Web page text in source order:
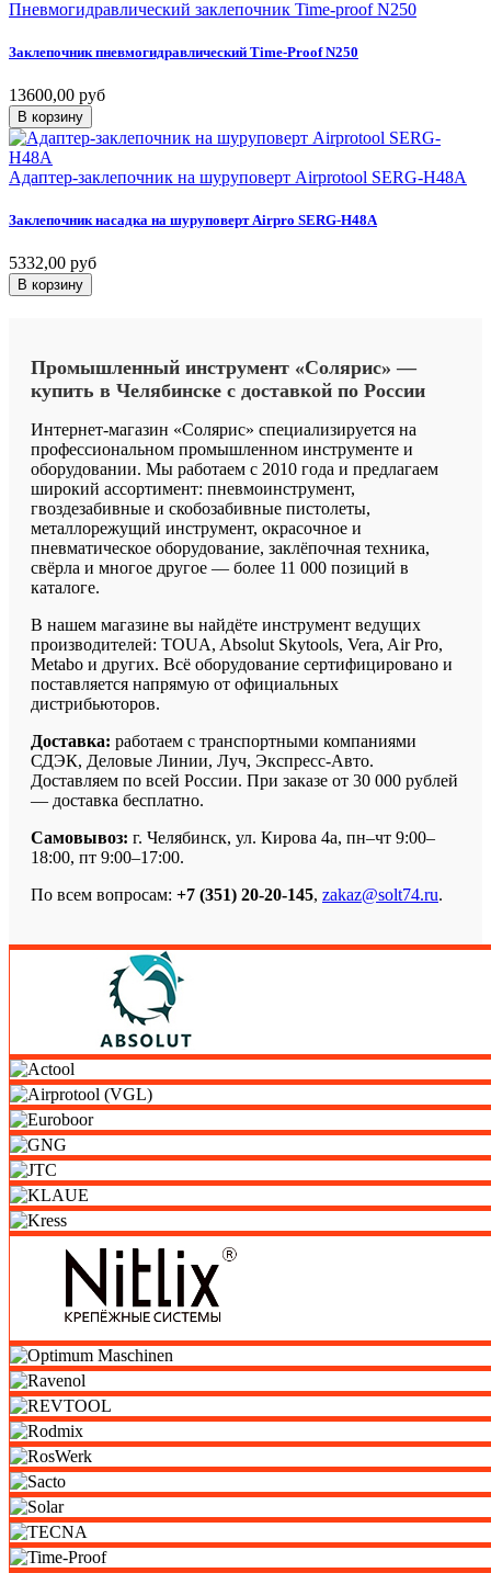
Пневмогидравлический заклепочник Time-proof N250
Заклепочник пневмогидравлический Time-Proof N250
13600,00 руб
В корзину
Адаптер-заклепочник на шуруповерт Airprotool SERG-H48A
Заклепочник насадка на шуруповерт Airpro SERG-H48A
5332,00 руб
В корзину
Промышленный инструмент «Солярис» —
купить в Челябинске с доставкой по России
Интернет-магазин «Солярис» специализируется на
профессиональном промышленном инструменте и
оборудовании. Мы работаем с 2010 года и предлагаем
широкий ассортимент: пневмоинструмент,
гвоздезабивные и скобозабивные пистолеты,
металлорежущий инструмент, окрасочное и
пневматическое оборудование, заклёпочная техника,
свёрла и многое другое — более 11 000 позиций в
каталоге.
В нашем магазине вы найдёте инструмент ведущих
производителей: TOUA, Absolut Skytools, Vera, Air Pro,
Metabo и других. Всё оборудование сертифицировано и
поставляется напрямую от официальных
дистрибьюторов.
Доставка: работаем с транспортными компаниями
СДЭК, Деловые Линии, Луч, Экспресс-Авто.
Доставляем по всей России. При заказе от 30 000 рублей
— доставка бесплатно.
Самовывоз: г. Челябинск, ул. Кирова 4а, пн–чт 9:00–
18:00, пт 9:00–17:00.
По всем вопросам: +7 (351) 20-20-145, zakaz@solt74.ru.